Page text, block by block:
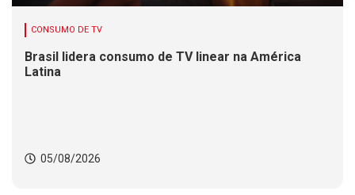
CONSUMO DE TV
Brasil lidera consumo de TV linear na América
Latina
05/08/2026